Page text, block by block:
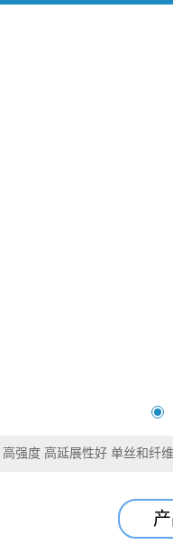
高强度 高延展性好 单丝和纤